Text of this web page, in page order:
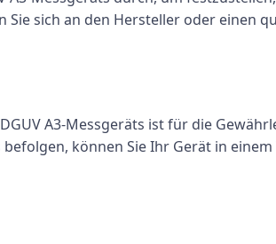
sich an den Hersteller oder einen
A3-Messgeräts ist für die
können Sie Ihr Gerät in